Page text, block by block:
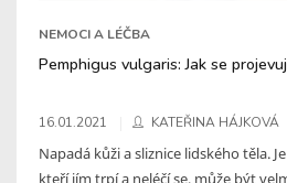
NEMOCI A LÉČBA
Pemphigus vulgaris: Jak se
16.01.2021 KATEŘINA HÁJKOVÁ
Napadá kůži a sliznice lidského těla.
kteří jím trpí a neléčí se, může být